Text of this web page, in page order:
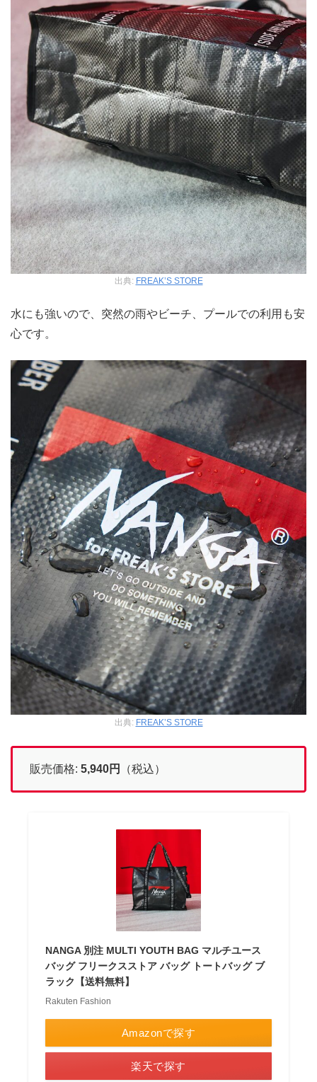
出典: FREAK’S STORE
水にも強いので、突然の雨やビーチ、プールでの利用も安
心です。
出典: FREAK’S STORE
販売価格: 5,940円 （税込）
NANGA 別注 MULTI YOUTH BAG マルチユース
バッグ フリークスストア バッグ トートバッグ ブ
ラック【送料無料】
Rakuten Fashion
Amazonで探す
楽天で探す